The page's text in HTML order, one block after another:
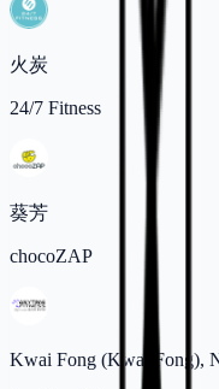
火炭
24/7 Fitness
葵芳
chocoZAP
Kwai Fong (Kwai Fong),